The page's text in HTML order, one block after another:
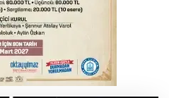
hava nasıl olacak?
yangını; Havadan ve
başlatıldı